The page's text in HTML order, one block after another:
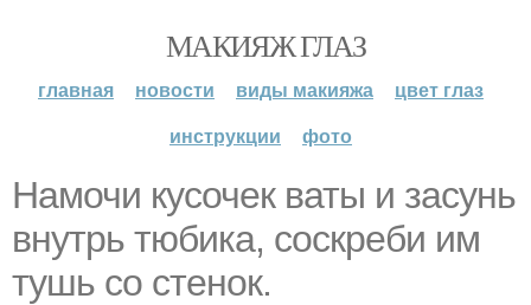
МАКИЯЖ ГЛАЗ
главная новости виды макияжа
цвет глаз
инструкции
фото
Намочи кусочек ваты и засунь
внутрь тюбика, соскреби им
тушь со стенок.